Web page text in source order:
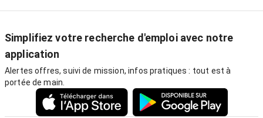
Simplifiez votre recherche d'emploi avec notre
application
Alertes offres, suivi de mission, infos pratiques : tout est à
portée de main.